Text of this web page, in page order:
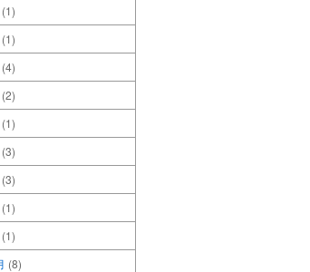
(1)
(1)
(4)
(2)
(1)
(3)
(3)
(1)
(1)
(8)